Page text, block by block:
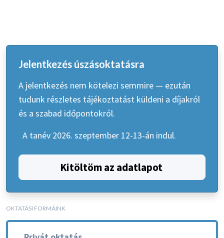
Jelentkezés úszásoktatásra
A jelentkezés nem kötelezi semmire — ezután
tudunk részletes tájékoztatást küldeni a díjakról
és a szabad időpontokról.
A tanév 2026. szeptember 12-13-án indul.
Kitöltöm az adatlapot
OKTATÁSI FORMÁINK